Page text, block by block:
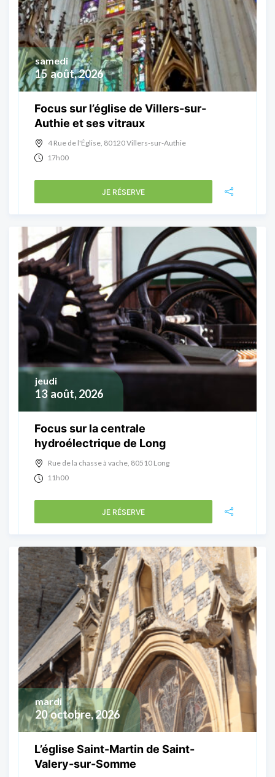
15 août, 2026
samedi
Focus sur l’église de Villers-sur-
Authie et ses vitraux
4 Rue de l'Église, 80120 Villers-sur-Authie
17h00
JE RÉSERVE
13 août, 2026
jeudi
Focus sur la centrale
hydroélectrique de Long
Rue de la chasse à vache, 80510 Long
11h00
JE RÉSERVE
20 octobre, 2026
mardi
L’église Saint-Martin de Saint-
Valery-sur-Somme